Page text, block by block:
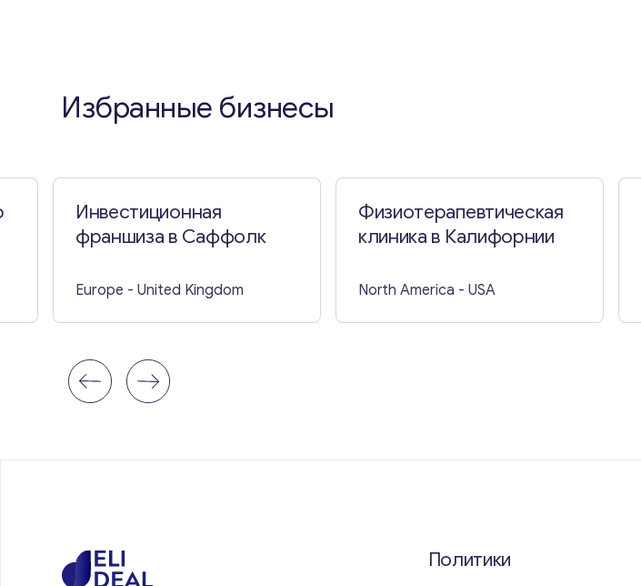
Избранные бизнесы
Инвестиционная
франшиза в Саффолк
Europe - United Kingdom
Физиотерапевтическая
клиника в Калифорнии
North America - USA
Политики